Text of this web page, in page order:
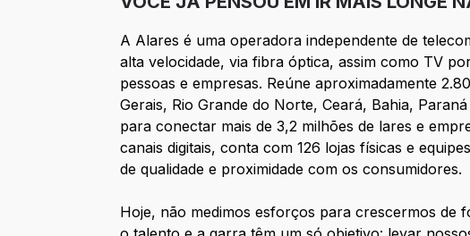
A Alares é uma operadora independente de
alta velocidade, via fibra óptica, assim como TV
pessoas e empresas. Reúne aproximadamente
Gerais, Rio Grande do Norte, Ceará, Bahia,
para conectar mais de 3,2 milhões de lares e
canais digitais, conta com 126 lojas físicas e
de qualidade e proximidade com os consumidores.
Hoje, não medimos esforços para crescermos de